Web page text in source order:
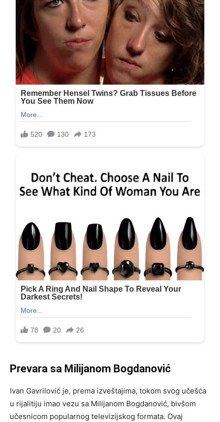
Prevara sa Milijanom Bogdanović
Ivan Gavrilović je, prema izveštajima, tokom svog učešća
u rijalitiju imao vezu sa Milijanom Bogdanović, bivšom
učesnicom popularnog televizijskog formata. Ovaj